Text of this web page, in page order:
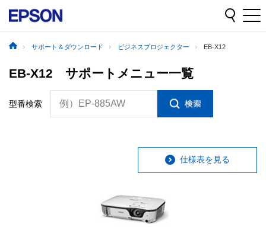
サポート＆ダウンロード ビジネスプロジェクター EB-X12
EB-X12 サポートメニュー一覧
型番検索 例）EP-885AW
仕様表を見る